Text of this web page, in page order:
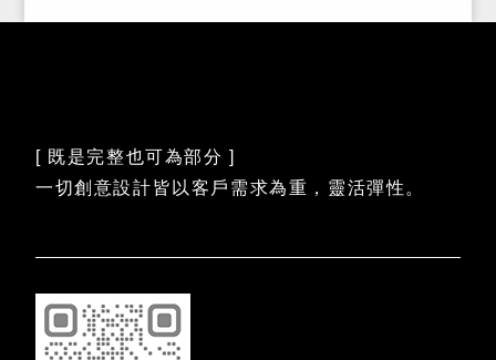
[ 既是完整也可為部分 ]
一切創意設計皆以客戶需求為重，靈活彈性。